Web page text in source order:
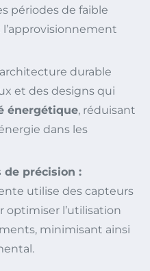
périodes de faible
durable
et des designs qui
énergétique, réduisant
dans les
de précision :
utilise des capteurs
optimiser l’utilisation
minimisant ainsi